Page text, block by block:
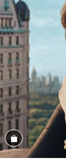
商品を見る